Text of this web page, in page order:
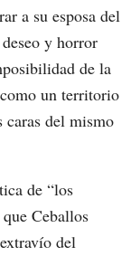
a su esposa del
y horror
de la
un territorio
caras del mismo
de “los
Ceballos
del